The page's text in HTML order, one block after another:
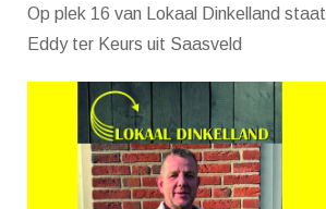
Op plek 16 van Lokaal Dinkelland staat
Eddy ter Keurs uit Saasveld